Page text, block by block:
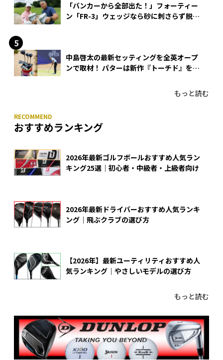
「バンカーから全部出た！」フォーティー
ン「FR-3」ウェッジなら砂に刺さらず脱出
中島啓太の最新セッティングを全英オープ
ンで取材！ パターは新作『トーチド』を投
もっと読む
おすすめランキング
2026年最新ゴルフボールおすすめ人気ラン
キング25選｜初心者・中級者・上級者向け
2026年最新ドライバーおすすめ人気ランキ
ング｜飛ぶクラブの選び方
【2026年】最新ユーティリティおすすめ人
気ランキング｜やさしいモデルの選び方
もっと読む